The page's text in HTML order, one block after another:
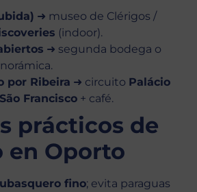
➜ museo de Clérigos /
(indoor).
➜ segunda bodega o
por Ribeira ➜ circuito Palácio
Francisco+ café.
prácticos de
en Oporto
fino; evita paraguas